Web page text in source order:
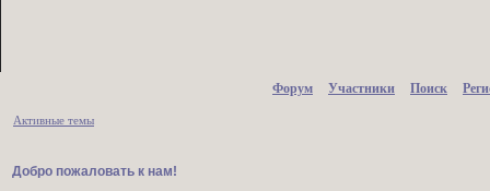
Форум Участники Поиск
Активные темы
Добро пожаловать к нам!